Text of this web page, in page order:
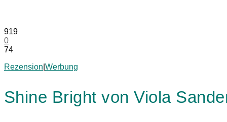
919
0
74
Rezension Werbung
Shine Bright von Viola